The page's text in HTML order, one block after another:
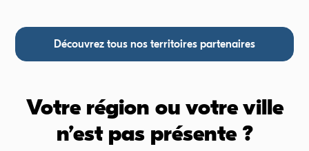
Découvrez tous nos territoires partenaires
Votre région ou votre ville
n’est pas présente ?